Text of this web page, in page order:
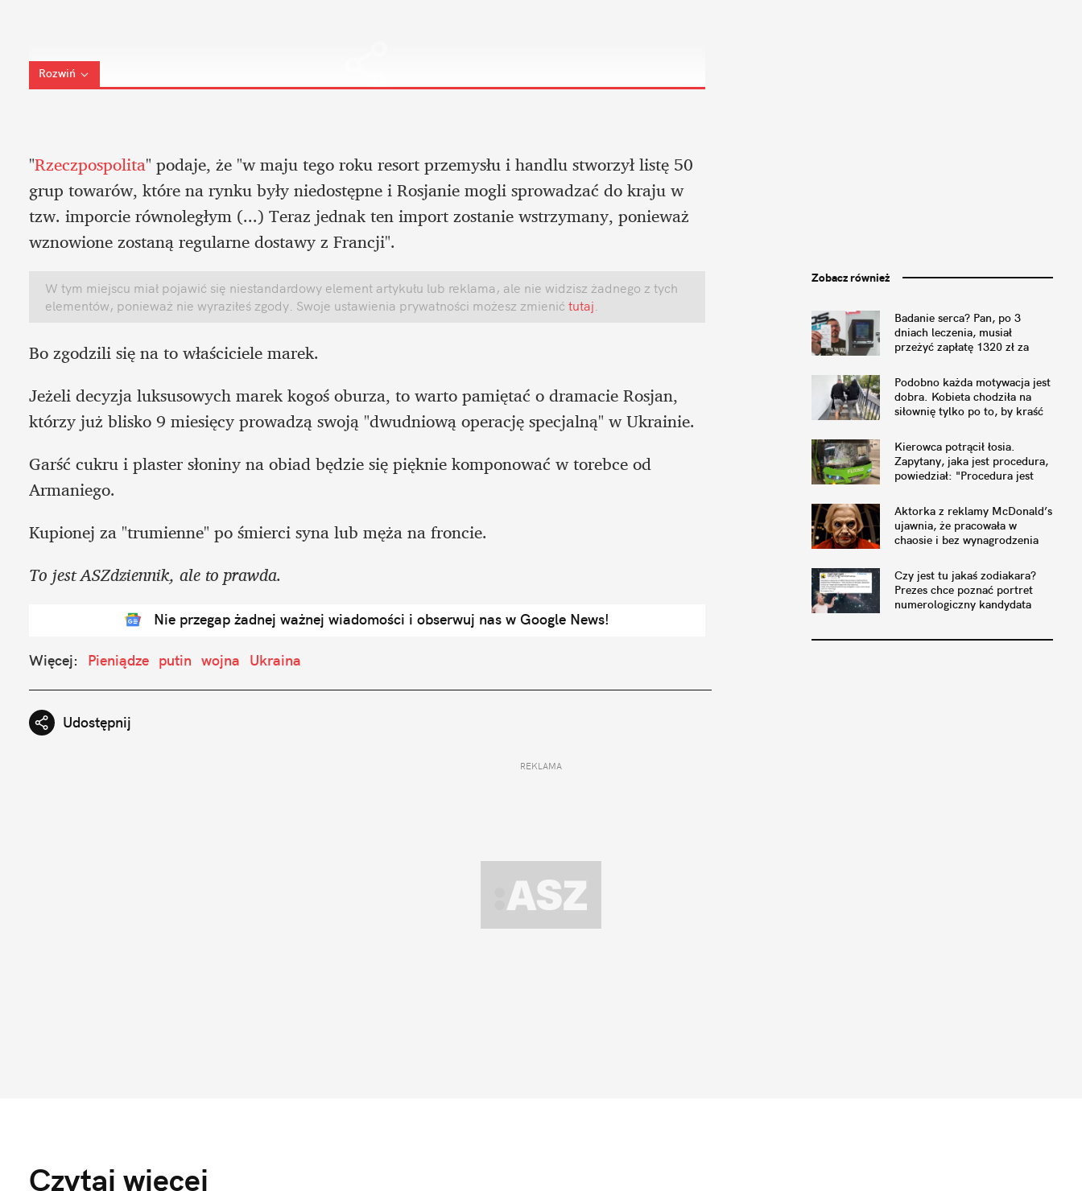
Rozwiń
"Rzeczpospolita" podaje, że "w maju tego roku resort przemysłu i handlu stworzył listę 50
grup towarów, które na rynku były niedostępne i Rosjanie mogli sprowadzać do kraju w
tzw. imporcie równoległym (...) Teraz jednak ten import zostanie wstrzymany, ponieważ
wznowione zostaną regularne dostawy z Francji".
W tym miejscu miał pojawić się niestandardowy element artykułu lub reklama, ale nie widzisz żadnego z tych
elementów, ponieważ nie wyraziłeś zgody. Swoje ustawienia prywatności możesz zmienić tutaj.
Bo zgodzili się na to właściciele marek.
Jeżeli decyzja luksusowych marek kogoś oburza, to warto pamiętać o dramacie Rosjan,
którzy już blisko 9 miesięcy prowadzą swoją "dwudniową operację specjalną" w Ukrainie.
Garść cukru i plaster słoniny na obiad będzie się pięknie komponować w torebce od
Armaniego.
Kupionej za "trumienne" po śmierci syna lub męża na froncie.
To jest ASZdziennik, ale to prawda.
Nie przegap żadnej ważnej wiadomości i obserwuj nas w Google News!
Zobacz również
Badanie serca? Pan, po 3
dniach leczenia, musiał
przeżyć zapłatę 1320 zł za
Podobno każda motywacja jest
dobra. Kobieta chodziła na
siłownię tylko po to, by kraść
Kierowca potrącił łosia.
Zapytany, jaka jest procedura,
powiedział: "Procedura jest
jedziemy
Aktorka z reklamy McDonald’s
ujawnia, że pracowała w
chaosie i bez wynagrodzenia
Czy jest tu jakaś zodiakara?
Prezes chce poznać portret
numerologiczny kandydata
Więcej: Pieniądze putin wojna Ukraina
Udostępnij
REKLAMA
Czytaj więcej